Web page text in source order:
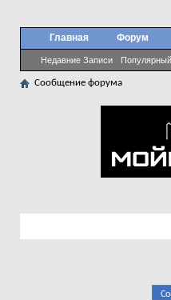
Главная Форум
Недавние Записи
Сообщение форума